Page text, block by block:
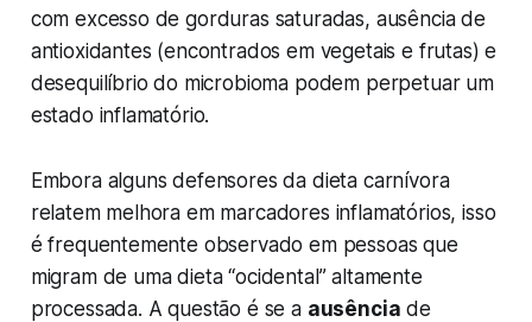
com excesso de gorduras saturadas, ausência de
antioxidantes (encontrados em vegetais e frutas) e
desequilíbrio do microbioma podem perpetuar um
estado inflamatório.
Embora alguns defensores da dieta carnívora
relatem melhora em marcadores inflamatórios, isso
é frequentemente observado em pessoas que
migram de uma dieta “ocidental” altamente
processada. A questão é se a ausência de